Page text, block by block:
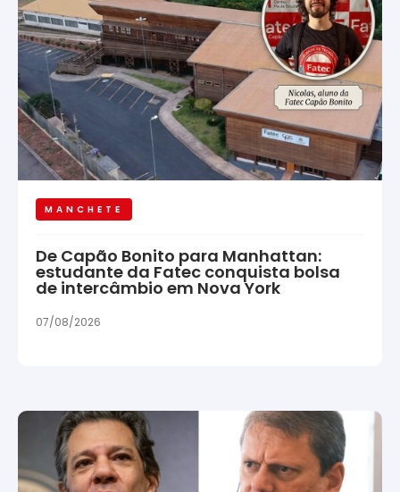
MANCHETE
De Capão Bonito para Manhattan:
estudante da Fatec conquista bolsa
de intercâmbio em Nova York
07/08/2026